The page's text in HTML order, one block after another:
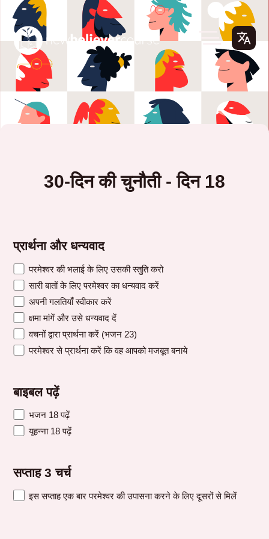
30-दिन की चुनौती - दिन 18
प्रार्थना और धन्यवाद
परमेश्वर की भलाई के लिए उसकी स्तुति करो
सारी बातों के लिए परमेश्वर का धन्यवाद करें
अपनी गलतियाँ स्वीकार करें
क्षमा मांगें और उसे धन्यवाद दें
वचनों द्वारा प्रार्थना करें (भजन 23)
परमेश्वर से प्रार्थना करें कि वह आपको मजबूत बनाये
बाइबल पढ़ें
भजन 18 पढ़ें
यूहन्ना 18 पढ़ें
सप्ताह 3 चर्च
इस सप्ताह एक बार परमेश्वर की उपासना करने के लिए दूसरों से मिलें